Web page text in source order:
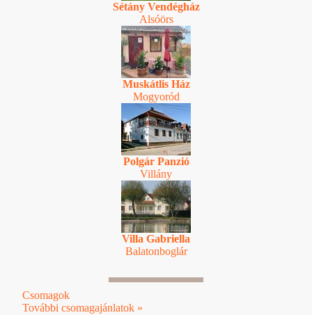
Sétány Vendégház
Alsóörs
Muskátlis Ház
Mogyoród
Polgár Panzió
Villány
Villa Gabriella
Balatonboglár
Csomagok
További csomagajánlatok »